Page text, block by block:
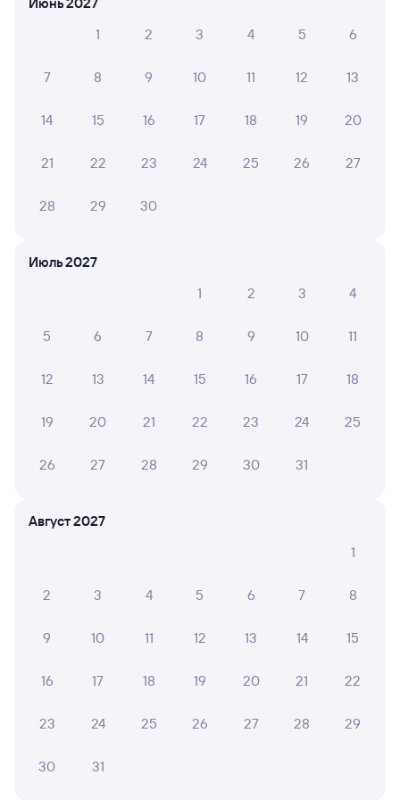
в Тоннельную будет составлять 6 045 рублей.
Стоимость билета на поезда дальнего следования
7 629 рублей.
Способы оплаты
Правила работы сервиса
А ещё здесь можно найти
Расписание поездов до Верхнебаканского
1
2 3 4 5 6
7 8 9 10 11 12 13
14 15 16 17 18 19 20
21 22 23 24 25 26 27
28 29 30
Июль 2027
1
2 3 4
5 6 7 8 9 10 11
12 13 14 15 16 17 18
19 20 21 22 23 24 25
26 27 28 29 30 31
Август 2027
1
2 3 4 5 6 7 8
9 10 11 12 13 14 15
16 17 18 19 20 21 22
23 24 25 26 27 28 29
30 31